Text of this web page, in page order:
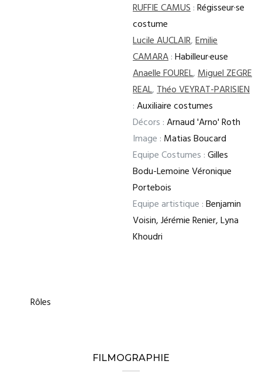
RUFFIE CAMUS:Régisseur·se
costume
Lucile AUCLAIR,Emilie
CAMARA:Habilleur·euse
Anaelle FOUREL,Miguel ZEGRE
REAL,Théo VEYRAT-PARISIEN
:Auxiliaire costumes
Décors :Arnaud 'Arno' Roth
Image : Matias Boucard
Equipe Costumes :Gilles
Bodu-Lemoine Véronique
Portebois
Equipe artistique :Benjamin
Voisin, Jérémie Renier, Lyna
Khoudri
Rôles
FILMOGRAPHIE